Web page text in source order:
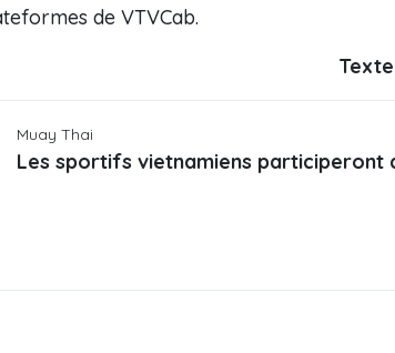
de VTVCab.
Muay Thai
Les sportifs vietnamiens participeront